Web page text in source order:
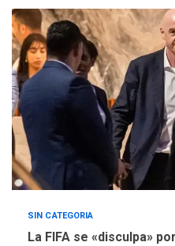
5
de
de
SIN CATEGORIA
La FIFA se «disculpa»